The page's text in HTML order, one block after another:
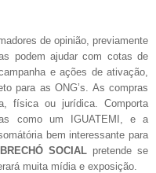
de opinião, previamente
podem ajudar com cotas de
e ações de ativação,
para as ONG’s. As compras
física ou jurídica. Comporta
como um IGUATEMI, e a
bem interessante para
BRECHÓ SOCIAL pretende se
muita mídia e exposição.